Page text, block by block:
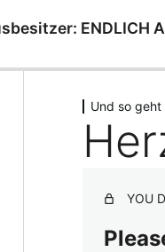
ENDLICH
Und so
YOU
Next